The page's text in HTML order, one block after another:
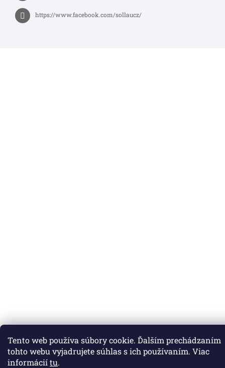
Tento web používa súbory cookie. Ďalším prechádzaním
tohto webu vyjadrujete súhlas s ich používaním. Viac
informáciítu.
https://www.facebook.com/sollaucz/